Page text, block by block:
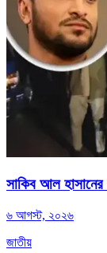
সাকিব আল হাসানের
৬ আগস্ট, ২০২৬
জাতীয়